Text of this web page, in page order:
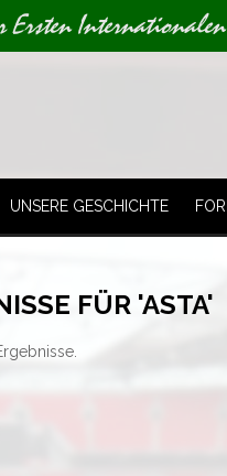
Ersten
UNSERE GESCHICHTE
FÜR 'ASTA'